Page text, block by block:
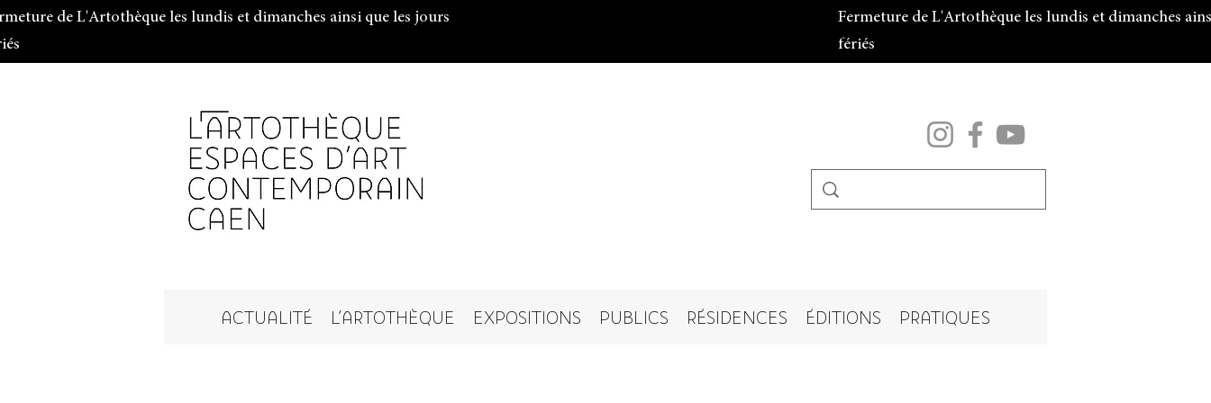
de L'Artothèque les lundis et dimanches ainsi que les jours
Fermeture de L'Artothèque les lundis et dimanches
fériés
ACTUALITÉ L'ARTOTHÈQUE EXPOSITIONS PUBLICS RÉSIDENCES ÉDITIONS PRATIQUES